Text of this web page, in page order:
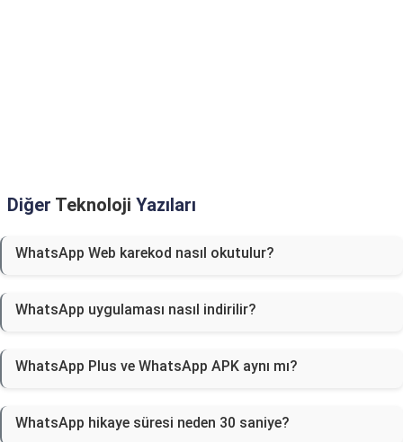
Diğer Teknoloji Yazıları
WhatsApp Web karekod nasıl okutulur?
WhatsApp uygulaması nasıl indirilir?
WhatsApp Plus ve WhatsApp APK aynı mı?
WhatsApp hikaye süresi neden 30 saniye?